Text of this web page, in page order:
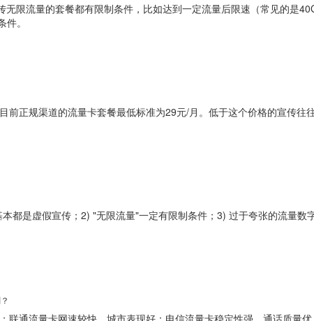
限流量的套餐都有限制条件，比如达到一定流量后限速（常见的是
。
前正规渠道的流量卡套餐最低标准为29元/月。低于这个价格的宣传
都是虚假宣传；2) "无限流量"一定有限制条件；3) 过于夸张的流量
联通流量卡网速较快，城市表现好；电信流量卡稳定性强，通话质量